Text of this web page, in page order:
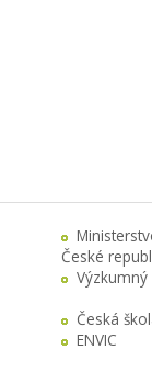
České
Česká
ENVIC